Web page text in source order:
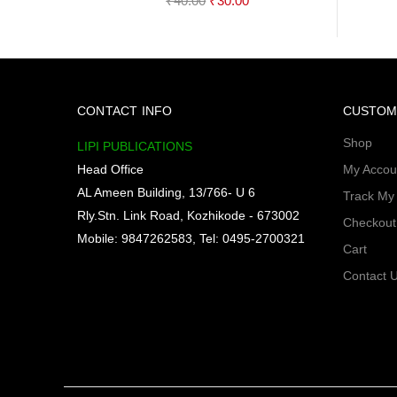
CONTACT INFO
LIPI PUBLICATIONS
Head Office
AL Ameen Building, 13/766- U 6
Rly.Stn. Link Road, Kozhikode - 673002
Mobile: 9847262583, Tel: 0495-2700321
Shop
My
Track
Checkout
Cart
Contact